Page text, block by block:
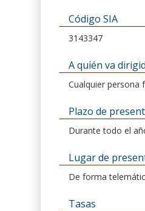
Código SIA
3143347
A quién va
Cualquier persona
Plazo de
Durante todo el
Lugar de
De forma
Tasas